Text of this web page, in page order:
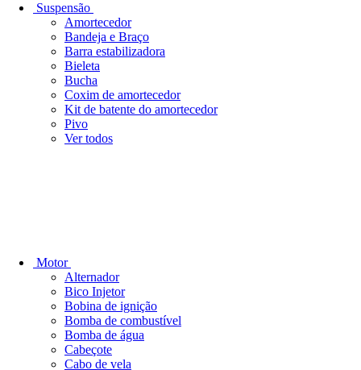
Suspensão
Amortecedor
Bandeja e Braço
Barra estabilizadora
Bieleta
Bucha
Coxim de amortecedor
Kit de batente do amortecedor
Pivo
Ver todos
Motor
Alternador
Bico Injetor
Bobina de ignição
Bomba de combustível
Bomba de água
Cabeçote
Cabo de vela